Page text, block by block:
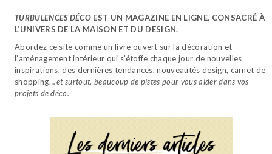
TURBULENCES DÉCO EST UN MAGAZINE EN LIGNE, CONSACRÉ À
L’UNIVERS DE LA MAISON ET DU DESIGN.
Abordez ce site comme un livre ouvert sur la décoration et
l’aménagement intérieur qui s’étoffe chaque jour de nouvelles
inspirations, des dernières tendances, nouveautés design, carnet de
shopping…et surtout, beaucoup de pistes pour vous aider dans vos
projets de déco.